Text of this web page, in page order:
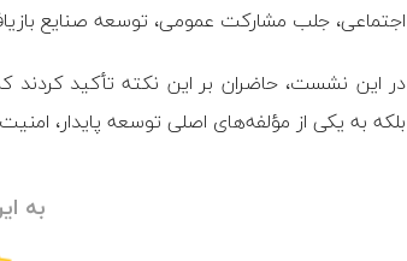
اجتماعی، جلب مشارکت عمومی، توسعه صنایع
در این نشست، حاضران بر این نکته تأکید
بلکه به یکی از مؤلفه‌های اصلی توسعه پایدار،
به